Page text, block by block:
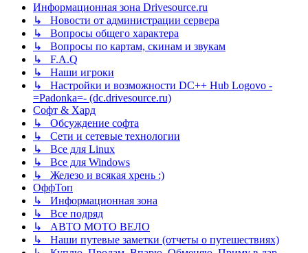
Информационная зона Drivesource.ru
↳ Новости от администрации сервера
↳ Вопросы общего характера
↳ Вопросы по картам, скинам и звукам
↳ F.A.Q
↳ Наши игроки
↳ Настройки и возможности DC++ Hub Logovo -
=Padonka=- (dc.drivesource.ru)
Софт & Хард
↳ Обсуждение софта
↳ Сети и сетевые технологии
↳ Все для Linux
↳ Все для Windows
↳ Железо и всякая хрень :)
ОффТоп
↳ Информационная зона
↳ Все подряд
↳ АВТО МОТО ВЕЛО
↳ Наши путевые заметки (отчеты о путешествиях)